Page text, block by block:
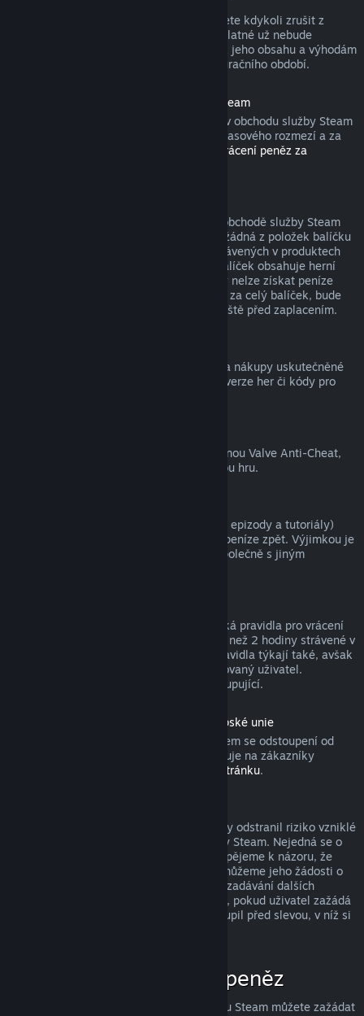
Nezapomeňte, že aktivní předplatné můžete kdykoli zrušit z
. Tím zajistíte, že předplatné už nebude
automaticky obnoveno, nicméně přístup k jeho obsahu a výhodám
Vám zůstane do konce probíhajícího fakturačního období.
Hardware zakoupený v obchodu služby Steam
U hardwaru a příslušenství zakoupeného v obchodu služby Steam
můžete zažádat o vrácení peněz v rámci časového rozmezí a za
Podmínkách vrácení peněz za
Peníze utracené za balíček zakoupený v obchodě služby Steam
lze získat zpět v plné výši, pokud nebyla žádná z položek balíčku
převedena na jiný účet a součet hodin strávených v produktech
balíčku nepřesahuje dvě hodiny. Pokud balíček obsahuje herní
položku nebo stáhnutelný obsah, za který nelze získat peníze
zpět, a tím pádem nelze získat peníze ani za celý balíček, bude
zákazník na tuto skutečnost upozorněn ještě před zaplacením.
Společnost Valve nemůže vracet peníze za nákupy uskutečněné
mimo službu Steam (například krabicové verze her či kódy pro
Pokud je uživatel ve hře zabanován ochranou Valve Anti-Cheat,
přichází o právo na vrácení peněz za danou hru.
Za videa (tedy filmy, krátké filmy, seriály, epizody a tutoriály)
zakoupená ve službě Steam nelze získat peníze zpět. Výjimkou je
případ, kdy bylo video součástí balíčku společně s jiným
Na neaktivované dárky se vztahují klasická pravidla pro vrácení
peněz (tedy 14 dnů od zakoupení a méně než 2 hodiny strávené v
produktu). Aktivovaných dárků se tato pravidla týkají také, avšak
žádost o vrácení peněz musí zadat obdarovaný uživatel.
Prostředky použité k nákupu získá zpět kupující.
Odstoupení od smlouvy podle práva Evropské unie
Pokud se chcete dozvědět, jakým způsobem se odstoupení od
smlouvy podle práva Evropské unie vztahuje na zákazníky
tuto stránku.
Systém vracení peněz byl navržen tak, aby odstranil riziko vzniklé
při nakupování produktů v obchodě služby Steam. Nejedná se o
způsob, jak získat hry zdarma! Pokud dospějeme k názoru, že
některý uživatel tento systém zneužívá, můžeme jeho žádosti o
vrácení peněz zamítnout a znemožnit mu zadávání dalších
žádostí. Za zneužití nepovažujeme případ, pokud uživatel zažádá
o vrácení peněz za produkt, který si zakoupil před slevou, v níž si
Jak zažádat o vrácení peněz
O vrácení peněz či jinou pomoc se službou Steam můžete zažádat